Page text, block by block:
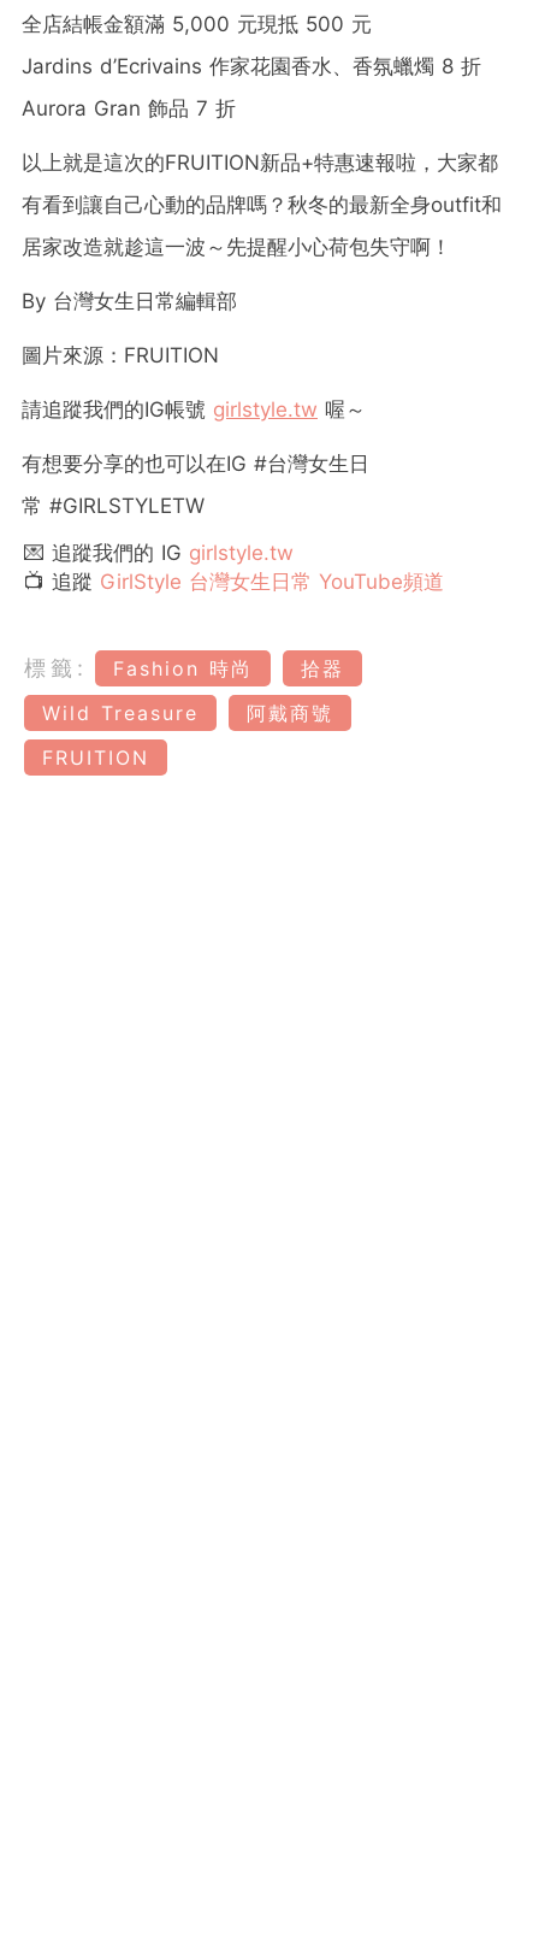
全店結帳金額滿 5,000 元現抵 500 元
Jardins d’Ecrivains 作家花園香水、香氛蠟燭 8 折
Aurora Gran 飾品 7 折
以上就是這次的FRUITION新品+特惠速報啦，大家都
有看到讓自己心動的品牌嗎？秋冬的最新全身outfit和
居家改造就趁這一波～先提醒小心荷包失守啊！
By 台灣女生日常編輯部
圖片來源：FRUITION
請追蹤我們的IG帳號 girlstyle.tw 喔～
有想要分享的也可以在IG #台灣女生日
常 #GIRLSTYLETW
💌 追蹤我們的 IG girlstyle.tw
📺 追蹤 GirlStyle 台灣女生日常 YouTube頻道
標籤: Fashion 時尚
拾器
Wild Treasure
阿戴商號
FRUITION